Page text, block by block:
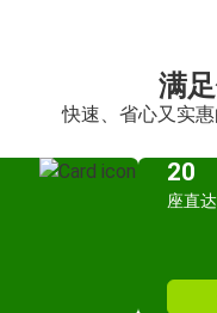
满
快速、省心又实
20
座直